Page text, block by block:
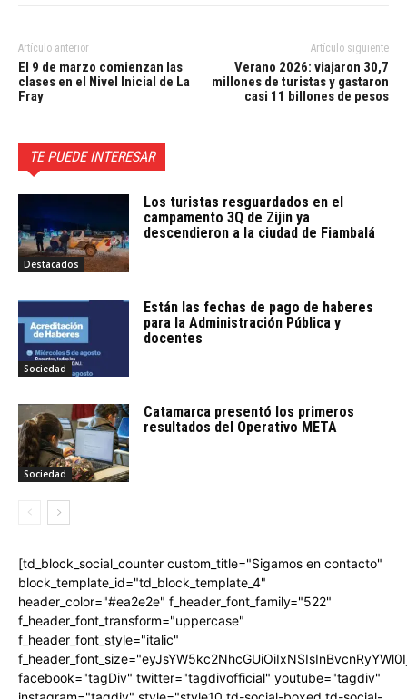
Artículo anterior
El 9 de marzo comienzan las
clases en el Nivel Inicial de La
Fray
Artículo siguiente
Verano 2026: viajaron 30,7
millones de turistas y gastaron
casi 11 billones de pesos
TE PUEDE INTERESAR
Destacados
Los turistas resguardados en el
campamento 3Q de Zijin ya
descendieron a la ciudad de Fiambalá
Sociedad
Están las fechas de pago de haberes
para la Administración Pública y
docentes
Sociedad
Catamarca presentó los primeros
resultados del Operativo META
[td_block_social_counter custom_title="Sigamos en contacto"
block_template_id="td_block_template_4"
header_color="#ea2e2e" f_header_font_family="522"
f_header_font_transform="uppercase"
f_header_font_style="italic"
facebook="tagDiv" twitter="tagdivofficial" youtube="tagdiv"